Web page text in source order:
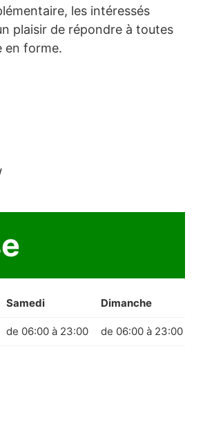
les intéressés
plaisir de répondre à toutes
en forme.
Samedi Dimanche
de 06:00 à 23:00 de 06:00 à 23:00